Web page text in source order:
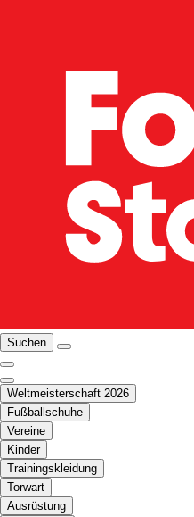
Suchen
Weltmeisterschaft 2026
Fußballschuhe
Vereine
Kinder
Trainingskleidung
Torwart
Ausrüstung